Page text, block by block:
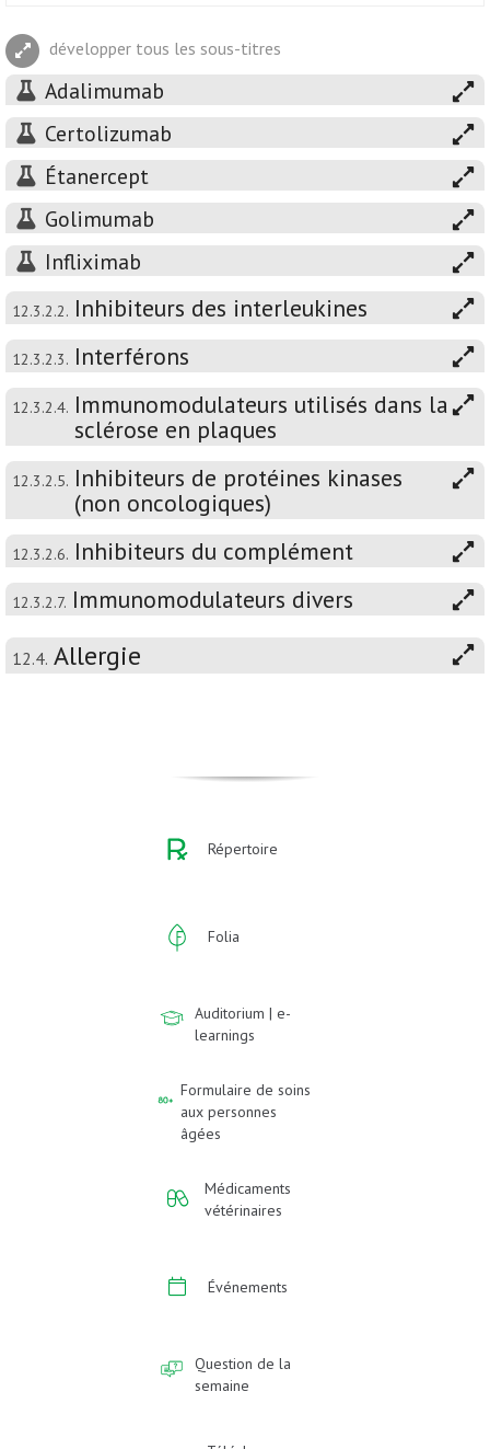
développer tous les sous-titres
Adalimumab
Certolizumab
Étanercept
Golimumab
Infliximab
12.3.2.2. Inhibiteurs des interleukines
12.3.2.3. Interférons
12.3.2.4. Immunomodulateurs utilisés dans la
sclérose en plaques
12.3.2.5. Inhibiteurs de protéines kinases
(non oncologiques)
12.3.2.6. Inhibiteurs du complément
12.3.2.7. Immunomodulateurs divers
12.4. Allergie
Répertoire
Folia
Auditorium | e-
learnings
Formulaire de soins
aux personnes
âgées
Médicaments
vétérinaires
Événements
Question de la
semaine